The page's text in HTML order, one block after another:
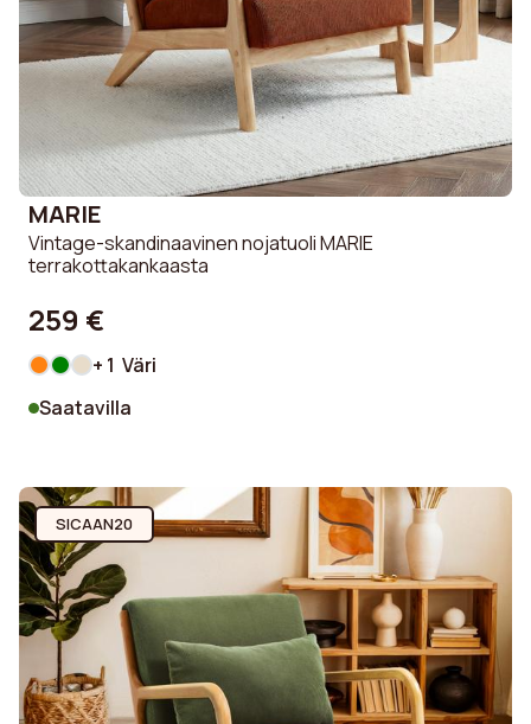
MARIE
Vintage-skandinaavinen nojatuoli MARIE
terrakottakankaasta
259 €
+ 1 Väri
Saatavilla
SICAAN20